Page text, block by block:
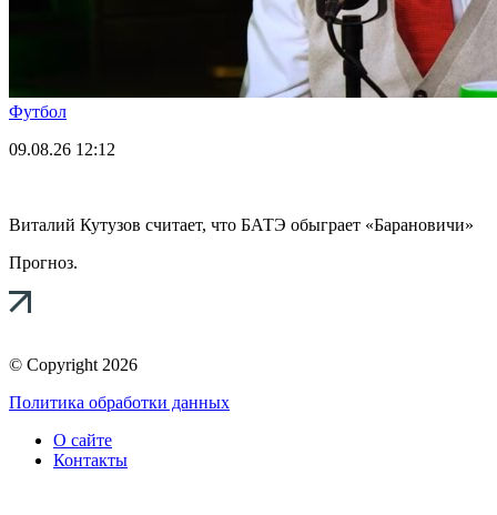
Футбол
09.08.26 12:12
Виталий Кутузов считает, что БАТЭ обыграет «Барановичи»
Прогноз.
© Copyright 2026
Политика обработки данных
О сайте
Контакты